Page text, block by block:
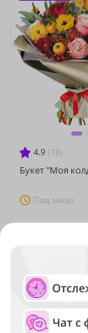
4.9 (18)
Букет "Моя
Под заказ
Не нашли